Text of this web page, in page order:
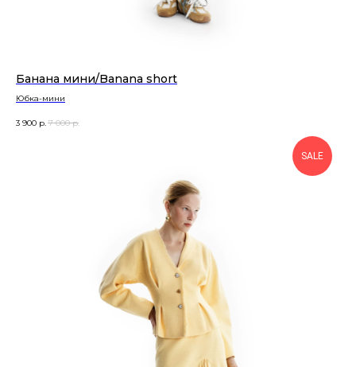
Банана мини/Banana short
Юбка-мини
3 900 р. 7 000 р.
SALE